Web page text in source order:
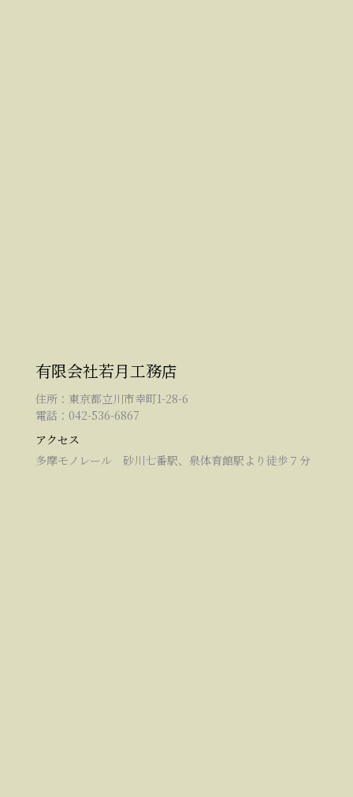
有限会社若月工務店
住所：東京都立川市幸町1-28-6
電話：042-536-6867
アクセス
多摩モノレール 砂川七番駅、泉体育館駅より徒歩７分